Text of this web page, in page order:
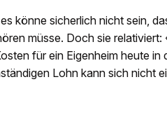
könne sicherlich nicht sein,
müsse. Doch sie relativiert:
für ein Eigenheim heute in
Lohn kann sich nicht